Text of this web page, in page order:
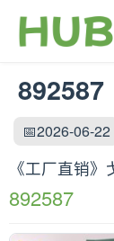
892587
📅2026-06-22
《工厂直销
892587